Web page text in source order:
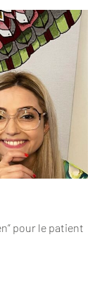
pour le patient